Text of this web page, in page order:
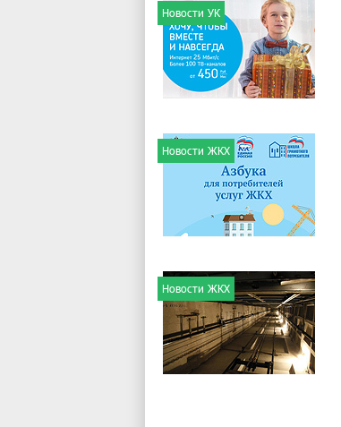
Новости УК
Новости ЖКХ
Новости ЖКХ